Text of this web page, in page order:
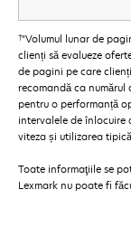
†"Volumul lunar de
clienți să evalueze
de pagini pe care
recomandă ca
pentru o performanță
intervalele de înlocuire
viteza și utilizarea
Toate informaţiile se
Lexmark nu poate fi